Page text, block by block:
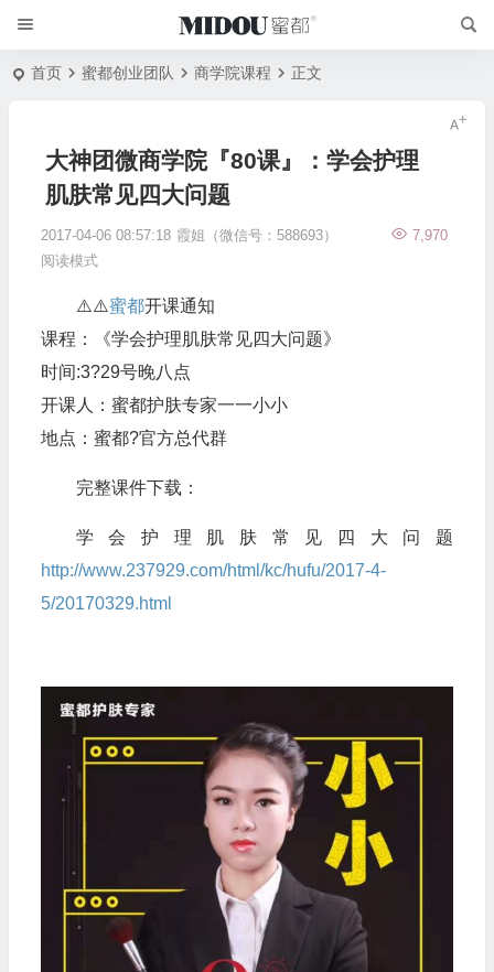
首页 蜜都创业团队 商学院课程 正文
大神团微商学院『80课』：学会护理
肌肤常见四大问题
2017-04-06 08:57:18 霞姐（微信号：588693）
7,970
阅读模式
⚠️⚠️蜜都开课通知
课程：《学会护理肌肤常见四大问题》
时间:3?️29号晚八点
开课人：蜜都护肤专家一一小小
地点：蜜都?官方总代群
完整课件下载：
学会护理肌肤常见四大问题
http://www.237929.com/html/kc/hufu/2017-4-
5/20170329.html